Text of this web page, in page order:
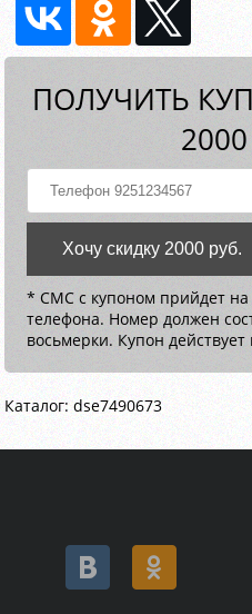
ПОЛУЧИТЬ
Хочу скидку 2000 руб.
* СМС с купоном прийдет
телефона. Номер должен
восьмерки. Купон
Каталог: dse7490673